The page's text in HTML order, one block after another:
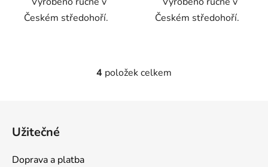
Českém středohoří.
Českém středohoří.
O
4 položek celkem
Užitečné
Doprava a platba